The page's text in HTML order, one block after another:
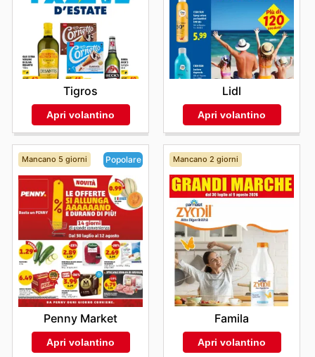
speciali è la chiave per godere appieno dei vantaggi
che il negozio mette a disposizione della sua affezionata
clientela.
Stay up to date with COAL's weekly ads and enjoy
exclusive savings every day.
Tigros
Apri volantino
Lidl
Apri volantino
Mancano 5 giorni Popolare
Penny Market
Apri volantino
Mancano 2 giorni
Famila
Apri volantino